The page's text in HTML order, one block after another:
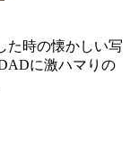
た時の懐かしい写
に激ハマりの